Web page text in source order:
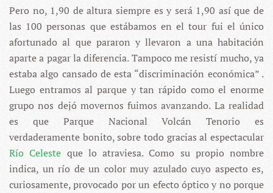
Pero no, 1,90 de altura siempre es y será 1,90 así que de
las 100 personas que estábamos en el tour fui el único
afortunado al que pararon y llevaron a una habitación
aparte a pagar la diferencia. Tampoco me resistí mucho, ya
estaba algo cansado de esta “discriminación económica” .
Luego entramos al parque y tan rápido como el enorme
grupo nos dejó movernos fuimos avanzando. La realidad
es que Parque Nacional Volcán Tenorio es
verdaderamente bonito, sobre todo gracias al espectacular
Río Celeste que lo atraviesa. Como su propio nombre
indica, un río de un color muy azulado cuyo aspecto es,
curiosamente, provocado por un efecto óptico y no porque